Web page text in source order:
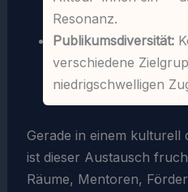
Resonanz.
Publikumsdiversität:
verschiedene
niedrigschwelligen
Gerade in einem kulturell
ist dieser Austausch
Räume, Mentoren,